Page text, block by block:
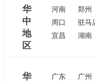
华
中
地
区
河南 郑州
周口
驻马
宜昌
湖南
华
广东 广州